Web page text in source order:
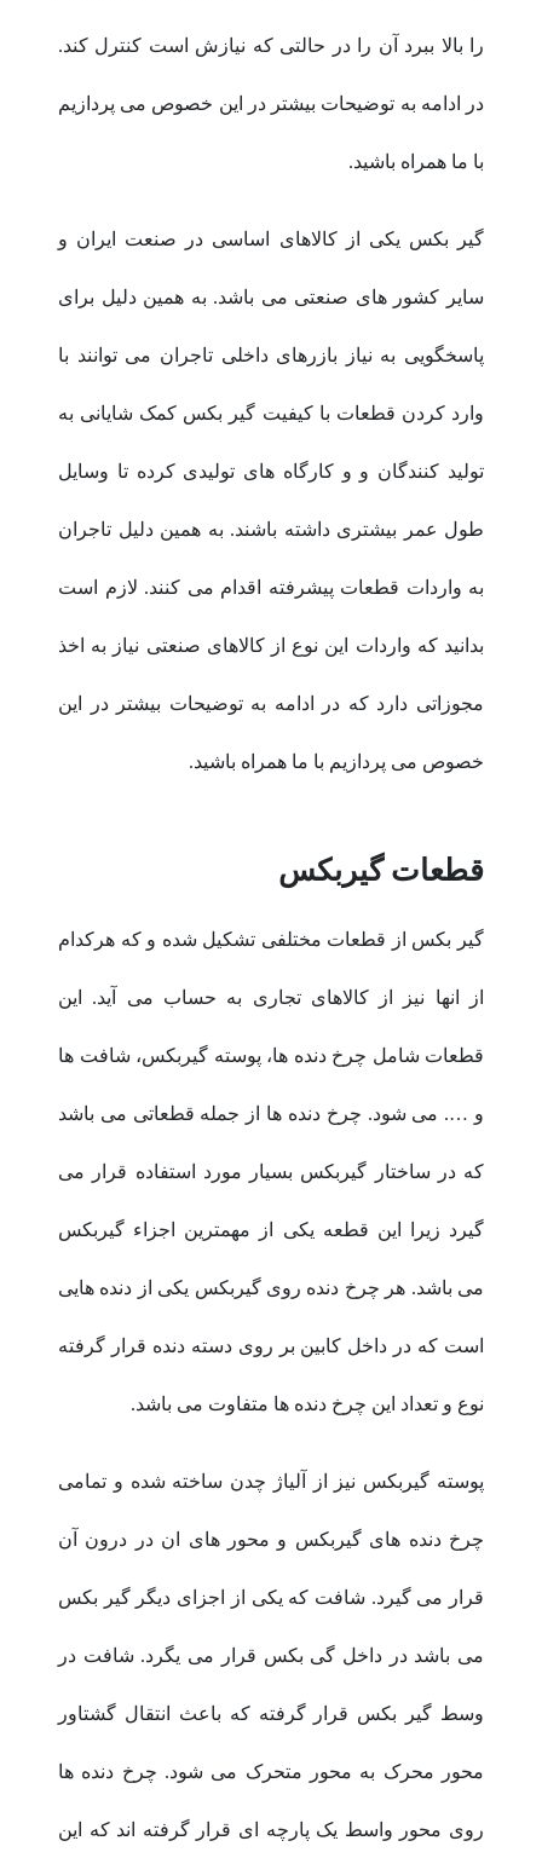
را بالا ببرد آن را در حالتی که نیازش است کنترل کند.
در ادامه به توضیحات بیشتر در این خصوص می پردازیم
با ما همراه باشید.
گیر بکس یکی از کالاهای اساسی در صنعت ایران و
سایر کشور های صنعتی می باشد. به همین دلیل برای
پاسخگویی به نیاز بازرهای داخلی تاجران می توانند با
وارد کردن قطعات با کیفیت گیر بکس کمک شایانی به
تولید کنندگان و و کارگاه های تولیدی کرده تا وسایل
طول عمر بیشتری داشته باشند. به همین دلیل تاجران
به واردات قطعات پیشرفته اقدام می کنند. لازم است
بدانید که واردات این نوع از کالاهای صنعتی نیاز به اخذ
مجوزاتی دارد که در ادامه به توضیحات بیشتر در این
خصوص می پردازیم با ما همراه باشید.
قطعات گیربکس
گیر بکس از قطعات مختلفی تشکیل شده و که هرکدام
از انها نیز از کالاهای تجاری به حساب می آید. این
قطعات شامل چرخ دنده ها، پوسته گیربکس، شافت ها
و …. می شود. چرخ دنده ها از جمله قطعاتی می باشد
که در ساختار گیربکس بسیار مورد استفاده قرار می
گیرد زیرا این قطعه یکی از مهمترین اجزاء گیربکس
می باشد. هر چرخ دنده روی گیربکس یکی از دنده هایی
است که در داخل کابین بر روی دسته دنده قرار گرفته
نوع و تعداد این چرخ دنده ها متفاوت می باشد.
پوسته گیربکس نیز از آلیاژ چدن ساخته شده و تمامی
چرخ دنده های گیربکس و محور های ان در درون آن
قرار می گیرد. شافت که یکی از اجزای دیگر گیر بکس
می باشد در داخل گی بکس قرار می یگرد. شافت در
وسط گیر بکس قرار گرفته که باعث انتقال گشتاور
محور محرک به محور متحرک می شود. چرخ دنده ها
روی محور واسط یک پارچه ای قرار گرفته اند که این